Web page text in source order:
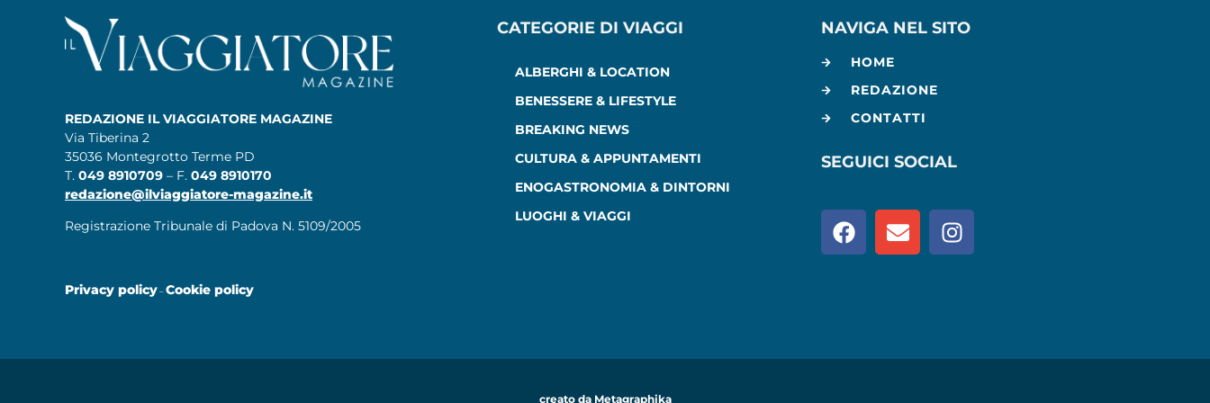
REDAZIONE IL VIAGGIATORE MAGAZINE
Via Tiberina 2
35036 Montegrotto Terme PD
T. 049 8910709 – F. 049 8910170
redazione@ilviaggiatore-magazine.it
Registrazione Tribunale di Padova N. 5109/2005
Privacy policy–Cookie policy
CATEGORIE DI VIAGGI
ALBERGHI & LOCATION
BENESSERE & LIFESTYLE
BREAKING NEWS
CULTURA & APPUNTAMENTI
ENOGASTRONOMIA & DINTORNI
LUOGHI & VIAGGI
NAVIGA NEL SITO
HOME
REDAZIONE
CONTATTI
SEGUICI SOCIAL
creato da Metagraphika